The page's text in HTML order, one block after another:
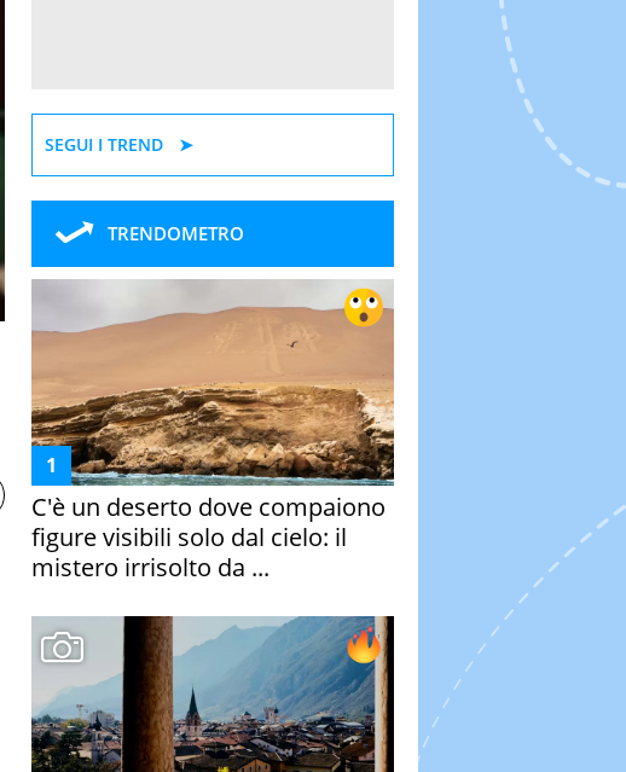
SEGUI I TREND
TRENDOMETRO
C'è un deserto dove compaiono
figure visibili solo dal cielo: il
mistero irrisolto da ...